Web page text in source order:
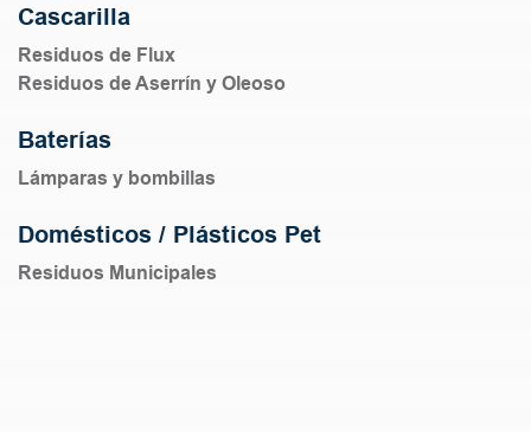
Cascarilla
Residuos de Flux
Residuos de Aserrín y Oleoso
Baterías
Lámparas y bombillas
Domésticos / Plásticos Pet
Residuos Municipales